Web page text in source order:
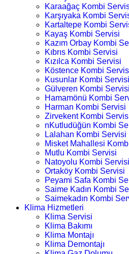
Karaağaç Kombi
Karşıyaka Kombi
Kartaltepe Kombi
Kayaş Kombi Servisi
Kazım Orbay Kombi
Kıbrıs Kombi Servisi
Kızılca Kombi Servisi
Köstence Kombi
Kusunlar Kombi Servisi
Gülveren Kombi Servisi
Hamamönü Kombi
Harman Kombi Servisi
Zirvekent Kombi
nKutludüğün Kombi
Lalahan Kombi Servisi
Misket Mahallesi
Mutlu Kombi Servisi
Natoyolu Kombi Servisi
Ortaköy Kombi Servisi
Peyami Safa Kombi
Saime Kadın Kombi
Saimekadın Kombi
Klima Hizmetleri
Klima Servisi
Klima Bakımı
Klima Montajı
Klima Demontajı